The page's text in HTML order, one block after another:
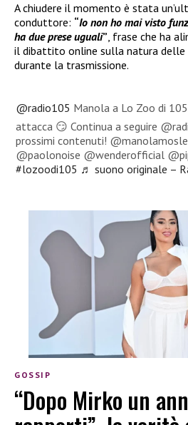
A chiudere il momento è stata
conduttore: “Io non ho mai visto
ha due prese uguali”, frase che ha
il dibattito online sulla natura
durante la trasmissione.
@radio105 Manola a Lo Zoo di
attacca 😏 Continua a seguire
prossimi contenuti!
@paolonoise @wenderofficial
#lozoodi105 ♬ suono originale –
GOSSIP
“Dopo Mirko un